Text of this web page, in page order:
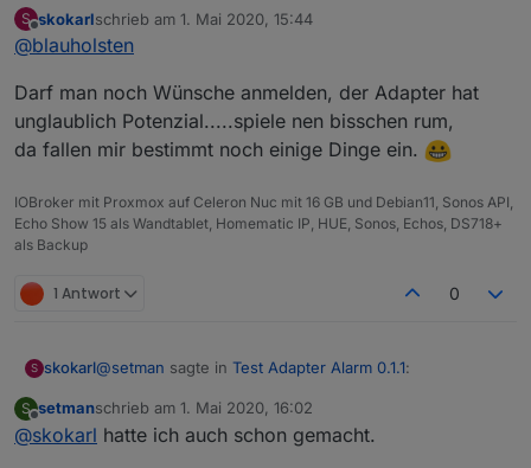
Version
3.6.x
Github Link
https://github.com/misanorot/
ioBroker.alarm
Hier Adapter Beschreibung, Changelog etc.
S
Offline
skokarlschrieb am 1. Mai 2020, 15:44
zuletzt editiert von
@blauholsten
Darf man noch Wünsche anmelden, der Adapter hat
unglaublich Potenzial.....spiele nen bisschen rum,
da fallen mir bestimmt noch einige Dinge ein.
IOBroker mit Proxmox auf Celeron Nuc mit 16 GB und Debian11, Sonos API,
Echo Show 15 als Wandtablet, Homematic IP, HUE, Sonos, Echos, DS718+
als Backup
1 Antwort 0
S skokarl@setman sagte in Test Adapter Alarm 0.1.1:
Hatte das schon drin.
S
Offline
setmanschrieb am 1. Mai 2020, 16:02
zuletzt editiert von
@skokarl hatte ich auch schon gemacht.